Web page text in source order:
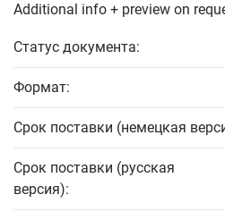
Additional info + preview on
Статус документа:
Формат:
Срок поставки (немецкая
Срок поставки (русская
версия):